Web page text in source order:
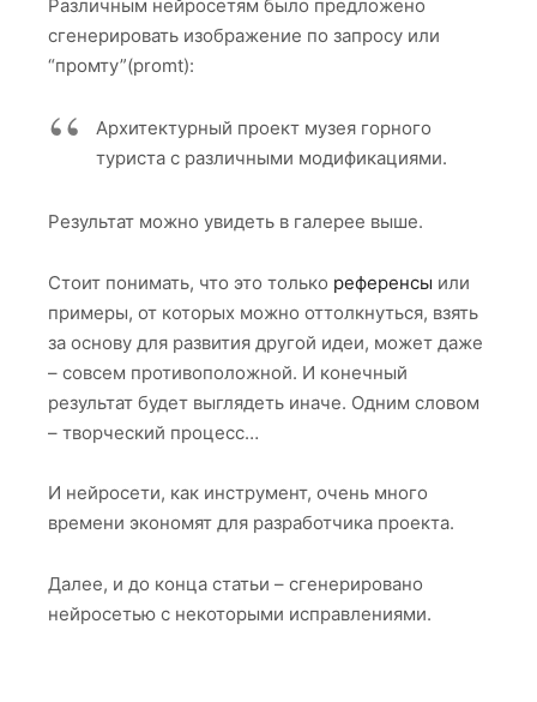
Началась работа по анализу архива и оцифровке
Были выделены 6 направлений и тем будущего
Маршруты Шумкова
Туристические слёты
Геология
Маршрут учителя
Спасотряд
ВИЗУАЛИЗАЦИЯ МУЗЕЯ В
ПРОСТРАНСТВЕ